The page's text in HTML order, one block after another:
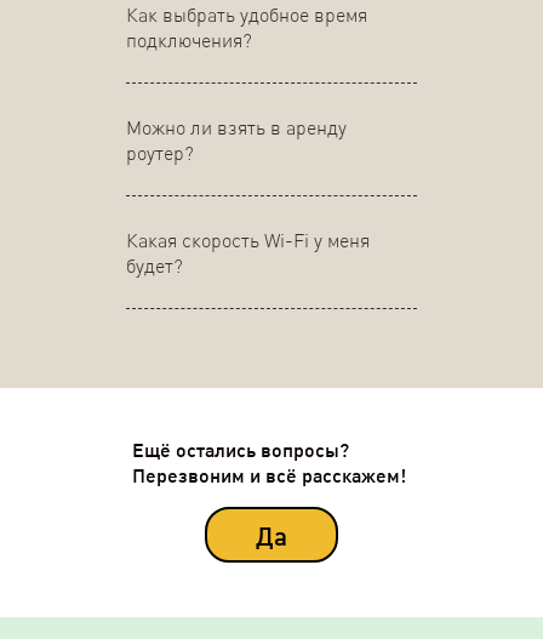
Как выбрать удобное время
подключения?
Можно ли взять в аренду
роутер?
Какая скорость Wi-Fi у меня
будет?
Ещё остались вопросы?
Перезвоним и всё расскажем!
Да